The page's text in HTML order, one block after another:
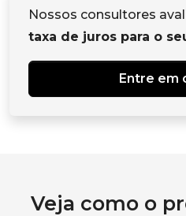
Nossos consultores
taxa de juros para o
Entre em
Veja como o